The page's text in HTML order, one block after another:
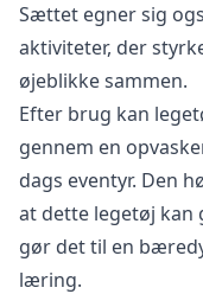
Sættet egner sig
aktiviteter, der
øjeblikke sammen.
Efter brug kan
gennem en
dags eventyr. Den
at dette legetøj kan
gør det til en
læring.